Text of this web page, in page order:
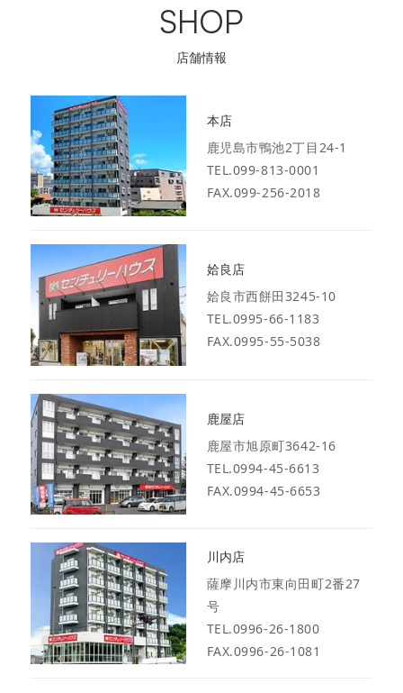
SHOP
店舗情報
本店
鹿児島市鴨池2丁目24-1
TEL.099-813-0001
FAX.099-256-2018
姶良店
姶良市西餅田3245-10
TEL.0995-66-1183
FAX.0995-55-5038
鹿屋店
鹿屋市旭原町3642-16
TEL.0994-45-6613
FAX.0994-45-6653
川内店
薩摩川内市東向田町2番27
号
TEL.0996-26-1800
FAX.0996-26-1081